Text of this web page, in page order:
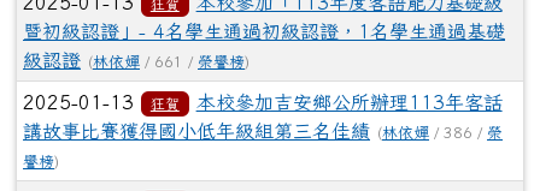
狂賀
暨初級認證」- 4名學生通過初級認證，1名學生通過基礎
級認證 (林依嬋 / 661 / 榮譽榜)
2025-01-13 狂賀
本校參加吉安鄉公所辦理113年客話
講故事比賽獲得國小低年級組第三名佳績 (林依嬋 / 386 / 榮
譽榜)